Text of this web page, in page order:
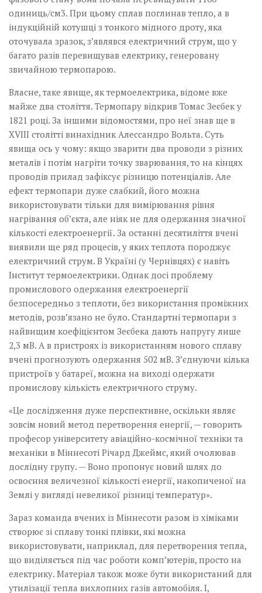
одиниць/см3. При цьому сплав поглинав тепло, а в
індукційній котушці з тонкого мідного дроту, яка
оточувала зразок, з’являвся електричний струм, що у
багато разів перевищував електрику, генеровану
звичайною термопарою.
Власне, таке явище, як ­термоелектрика, відоме вже
майже два століття. Термопару відкрив Томас Зеєбек у
1821 році. За іншими відомостями, про неї знав ще в
XVIII столітті винахідник Алессандро Вольта. Суть
явища ось у чому: якщо зварити два проводи з різних
металів і потім нагріти точку зварювання, то на кінцях
проводів прилад зафіксує різницю потенціалів. Але
ефект термопари дуже слабкий, його можна
використовувати тільки для вимірювання рівня
нагрівання об’єкта, але ніяк не для одержання значної
кількості електроенергії. За останні десятиліття вчені
виявили ще ряд процесів, у яких теплота породжує
електричний струм. В Україні (у Чернівцях) є навіть
Інститут термоелектрики. Однак досі проблему
промислового одержання електроенергії
безпосередньо з теплоти, без використання проміжних
методів, розв’язано не було. Стандартні термопари з
найвищим коефіцієнтом Зеєбека дають напругу лише
2,3 мВ. А в пристроях із використанням нового сплаву
вчені прогнозують одержання 502 мВ. З’єднуючи кілька
пристроїв у батареї, можна на виході одержати
промислову кількість електричного струму.
«Це дослідження дуже перспективне, оскільки являє
зовсім новий метод пере­творення енергії, — говорить
професор університету авіаційно-космічної техніки та
механіки в Міннесоті­­ ­Річард Джеймс, який очолював
дослідну групу. — Воно пропонує новий шлях до
освоєння величезної кількості енергії, накопиченої на
Землі у вигляді невеликої різниці температур».
Зараз команда вчених із Міннесоти разом із хіміками
створює зі сплаву тонкі плівки, які можна
використовувати, наприклад, для перетворення тепла,
що виділяється під час роботи комп’ютерів, просто на
електрику. Матеріал також може бути використаний для
утилізації тепла вихлопних газів автомобіля. І,